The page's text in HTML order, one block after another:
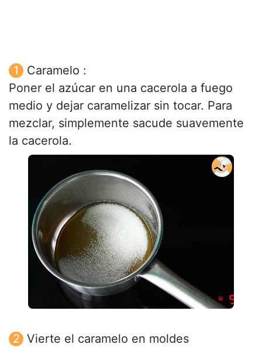
Caramelo :
Poner el azúcar en una cacerola a fuego
medio y dejar caramelizar sin tocar. Para
mezclar, simplemente sacude suavemente
la cacerola.
Vierte el caramelo en moldes